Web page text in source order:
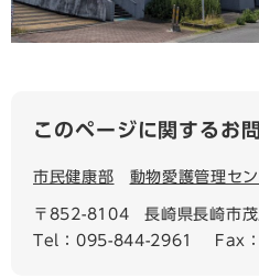
このページに関するお
市民健康部 動物愛護管理セ
〒852-8104
長崎県長崎市
Tel：095-844-2961
Fax